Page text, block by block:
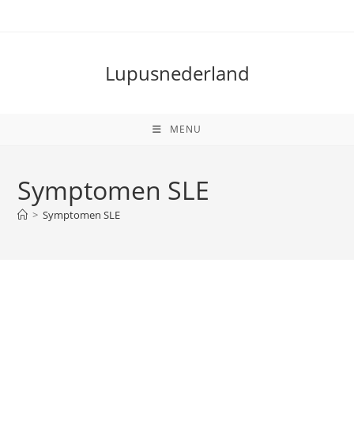
Lupusnederland
MENU
Symptomen SLE
> Symptomen SLE